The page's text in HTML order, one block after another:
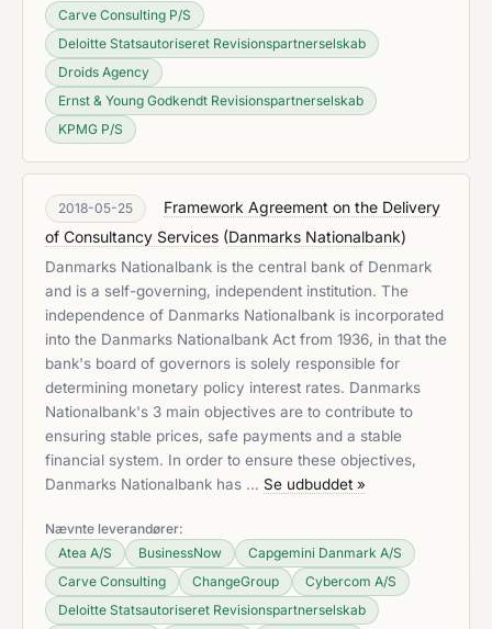
Carve Consulting P/S
Deloitte Statsautoriseret Revisionspartnerselskab
Droids Agency
Ernst & Young Godkendt Revisionspartnerselskab
KPMG P/S
2018-05-25
Framework Agreement on the Delivery
of Consultancy Services (Danmarks Nationalbank)
Danmarks Nationalbank is the central bank of Denmark
and is a self-governing, independent institution. The
independence of Danmarks Nationalbank is incorporated
into the Danmarks Nationalbank Act from 1936, in that the
bank's board of governors is solely responsible for
determining monetary policy interest rates. Danmarks
Nationalbank's 3 main objectives are to contribute to
ensuring stable prices, safe payments and a stable
financial system. In order to ensure these objectives,
Danmarks Nationalbank has … Se udbuddet »
Nævnte leverandører:
Atea A/S
BusinessNow
Capgemini Danmark A/S
Carve Consulting
ChangeGroup
Cybercom A/S
Deloitte Statsautoriseret Revisionspartnerselskab